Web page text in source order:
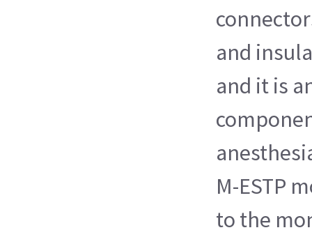
and
and it is
M-ESTP
to the